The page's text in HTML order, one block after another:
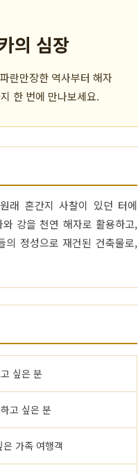
의 심장
란만장한 역사부터 해자
한 번에 만나보세요.
래 혼간지 사찰이 있던 터에
강을 천연 해자로 활용하고,
의 정성으로 재건된 건축물로,
싶은 분
고 싶은 분
가족 여행객